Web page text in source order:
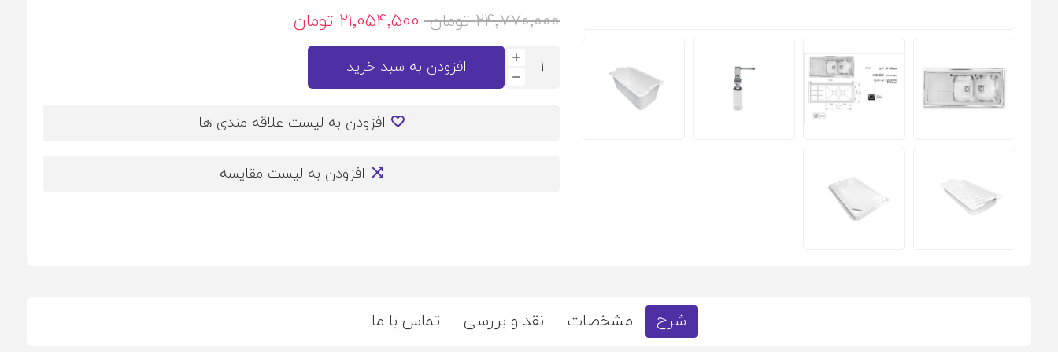
24٬770٬000 تومان 21٬054٬500 تومان
افزودن به سبد خرید
افزودن به لیست علاقه مندی ها
افزودن به لیست مقایسه
شرح مشخصات نقد و بررسی تماس با ما